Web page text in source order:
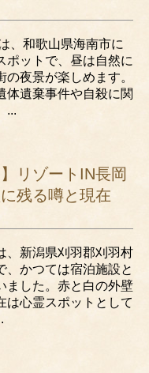
、和歌山県海南市に
ポットで、昼は自然に
の夜景が楽しめます。
体遺棄事件や自殺に関
...
リゾートIN長岡
残る噂と現在
、新潟県刈羽郡刈羽村
、かつては宿泊施設と
ました。赤と白の外壁
は心霊スポットとして